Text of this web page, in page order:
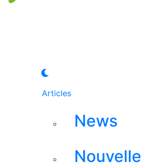
Articles
News
Nouvelle